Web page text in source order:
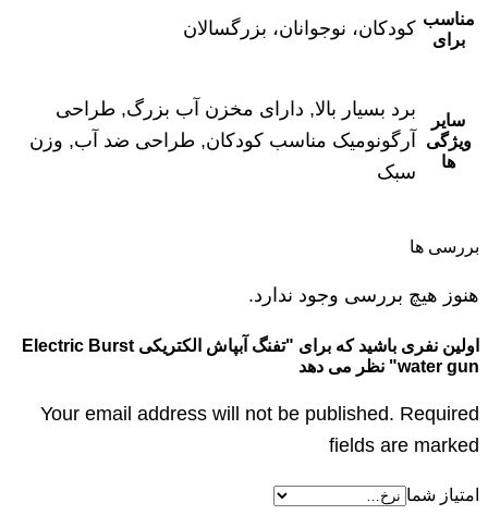
مناسب
برای
کودکان، نوجوانان، بزرگسالان
سایر
ویژگی
ها
برد بسیار بالا, دارای مخزن آب بزرگ, طراحی
آرگونومیک مناسب کودکان, طراحی ضد آب, وزن
سبک
بررسی ها
هنوز هیچ بررسی وجود ندارد.
اولین نفری باشید که برای "تفنگ آبپاش الکتریکی Electric Burst
water gun" نظر می دهد
Your email address will not be published. Required
fields are marked
امتیاز شما